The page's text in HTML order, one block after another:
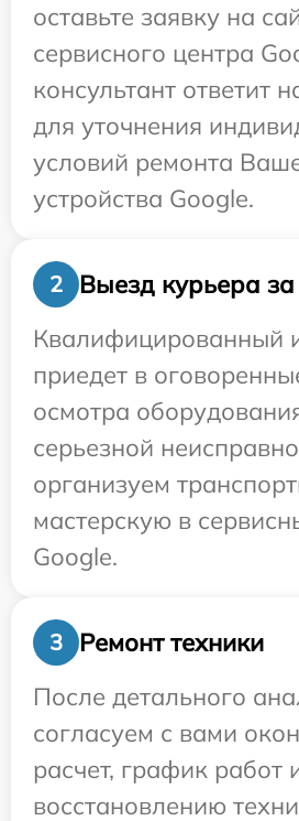
оставьте заявку на
сервисного центра
консультант ответит
для уточнения
условий ремонта
устройства Google.
2
Выезд курьера
Квалифицированный
приедет в
осмотра
серьезной
организуем
мастерскую в
Google.
3
Ремонт техники
После детального
согласуем с вами
расчет, график работ
восстановлению